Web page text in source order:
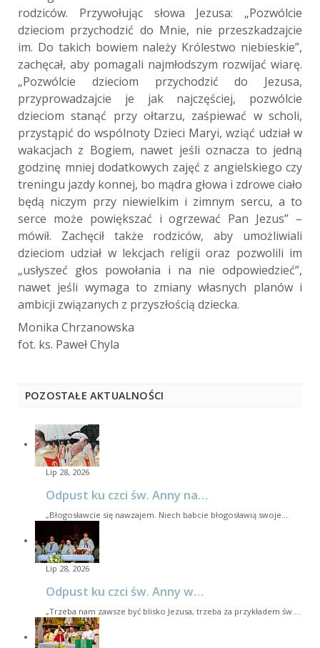
rodziców. Przywołując słowa Jezusa: „Pozwólcie
dzieciom przychodzić do Mnie, nie przeszkadzajcie
im. Do takich bowiem należy Królestwo niebieskie”,
zachęcał, aby pomagali najmłodszym rozwijać wiarę.
„Pozwólcie dzieciom przychodzić do Jezusa,
przyprowadzajcie je jak najczęściej, pozwólcie
dzieciom stanąć przy ołtarzu, zaśpiewać w scholi,
przystąpić do wspólnoty Dzieci Maryi, wziąć udział w
wakacjach z Bogiem, nawet jeśli oznacza to jedną
godzinę mniej dodatkowych zajęć z angielskiego czy
treningu jazdy konnej, bo mądra głowa i zdrowe ciało
będą niczym przy niewielkim i zimnym sercu, a to
serce może powiększać i ogrzewać Pan Jezus” –
mówił. Zachęcił także rodziców, aby umożliwiali
dzieciom udział w lekcjach religii oraz pozwolili im
„usłyszeć głos powołania i na nie odpowiedzieć”,
nawet jeśli wymaga to zmiany własnych planów i
ambicji związanych z przyszłością dziecka.
Monika Chrzanowska
fot. ks. Paweł Chyla
POZOSTAŁE AKTUALNOŚCI
Lip 28, 2026
Odpust ku czci św. Anny na…
„Błogosławcie się nawzajem. Niech babcie błogosławią swoje…
Lip 28, 2026
Odpust ku czci św. Anny w…
„Trzeba nam zawsze być blisko Jezusa, trzeba za przykładem św.…